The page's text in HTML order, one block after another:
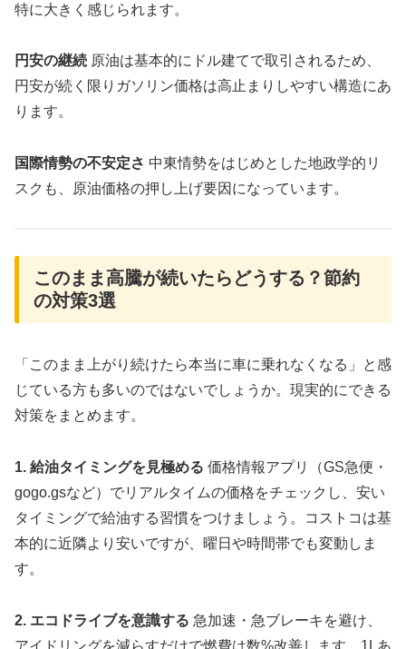
特に大きく感じられます。
円安の継続 原油は基本的にドル建てで取引されるため、
円安が続く限りガソリン価格は高止まりしやすい構造にあ
ります。
国際情勢の不安定さ 中東情勢をはじめとした地政学的リ
スクも、原油価格の押し上げ要因になっています。
このまま高騰が続いたらどうする？節約
の対策3選
「このまま上がり続けたら本当に車に乗れなくなる」と感
じている方も多いのではないでしょうか。現実的にできる
対策をまとめます。
1. 給油タイミングを見極める 価格情報アプリ（GS急便・
gogo.gsなど）でリアルタイムの価格をチェックし、安い
タイミングで給油する習慣をつけましょう。コストコは基
本的に近隣より安いですが、曜日や時間帯でも変動しま
す。
2. エコドライブを意識する 急加速・急ブレーキを避け、
アイドリングを減らすだけで燃費は数%改善します。1Lあ